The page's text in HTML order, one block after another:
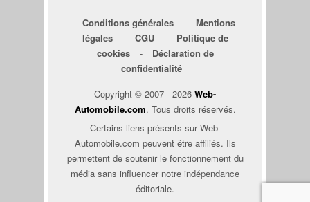
Conditions générales -
Mentions
légales
- CGU -
Politique de
cookies
-
Déclaration de
confidentialité
Copyright © 2007 - 2026 Web-
Automobile.com. Tous droits réservés.
Certains liens présents sur Web-
Automobile.com peuvent être affiliés. Ils
permettent de soutenir le fonctionnement du
média sans influencer notre indépendance
éditoriale.